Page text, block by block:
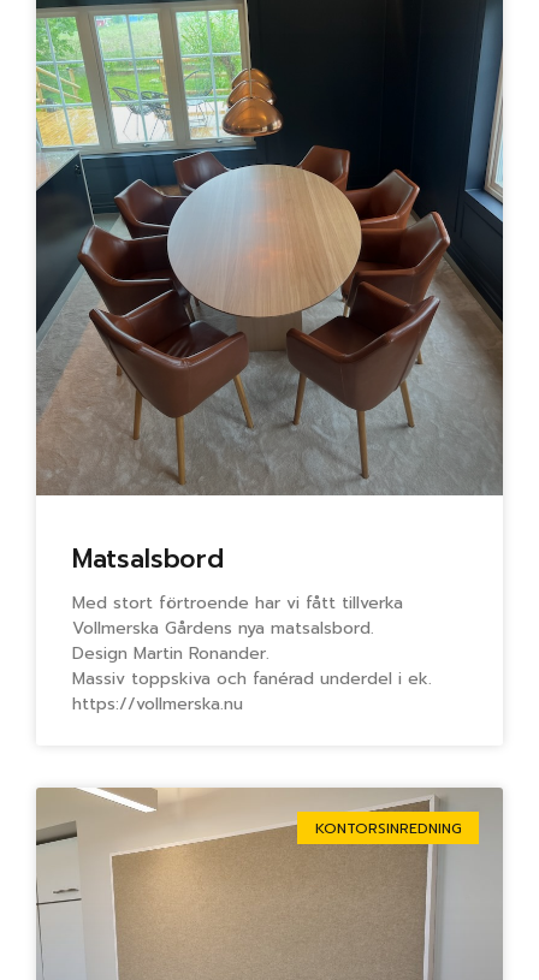
Matsalsbord
Med stort förtroende har vi fått tillverka
Vollmerska Gårdens nya matsalsbord.
Design Martin Ronander.
Massiv toppskiva och fanérad underdel i ek.
https://vollmerska.nu
KONTORSINREDNING